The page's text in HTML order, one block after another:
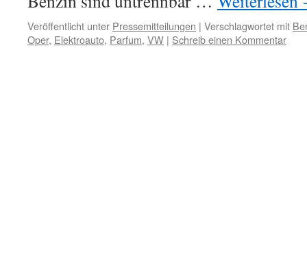
Veröffentlicht unter Pressemitteilungen | Verschlagwortet mit
Oper, Elektroauto, Parfum, VW | Schreib einen Kommentar